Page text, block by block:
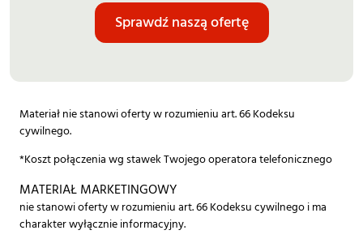
Sprawdź naszą ofertę
Materiał nie stanowi oferty w rozumieniu art. 66 Kodeksu
cywilnego.
*Koszt połączenia wg stawek Twojego operatora telefonicznego
MATERIAŁ MARKETINGOWY
nie stanowi oferty w rozumieniu art. 66 Kodeksu cywilnego i ma
charakter wyłącznie informacyjny.